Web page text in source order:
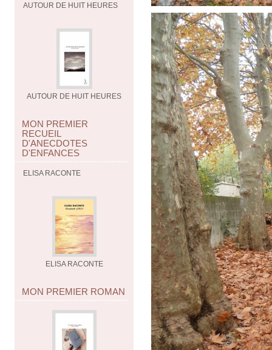
AUTOUR DE HUIT HEURES
AUTOUR DE HUIT HEURES
MON PREMIER
RECUEIL
D'ANECDOTES
D'ENFANCES
ELISA RACONTE
ELISA RACONTE
MON PREMIER ROMAN